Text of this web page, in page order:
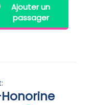
Ajouter un
passager